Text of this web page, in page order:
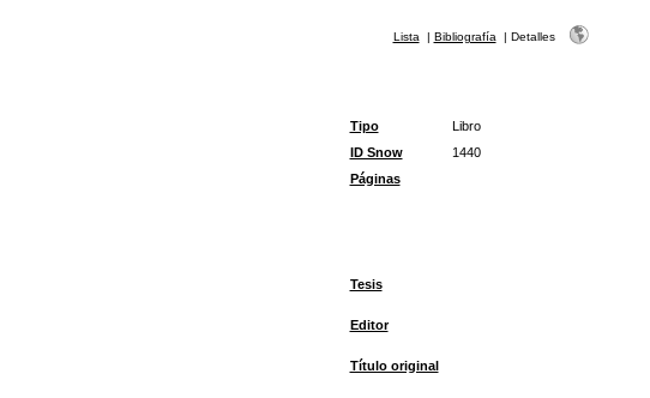
Lista | Bibliografía | Detalles
Tipo
Libro
ID Snow
1440
Páginas
Tesis
Editor
Título original